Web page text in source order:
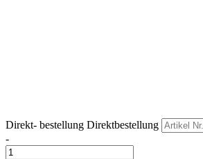
Direkt- bestellung Direktbestellung
-